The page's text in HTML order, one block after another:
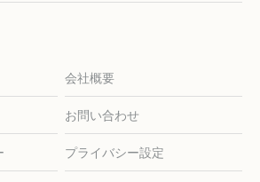
会社概要
お問い合わせ
プライバシー設定